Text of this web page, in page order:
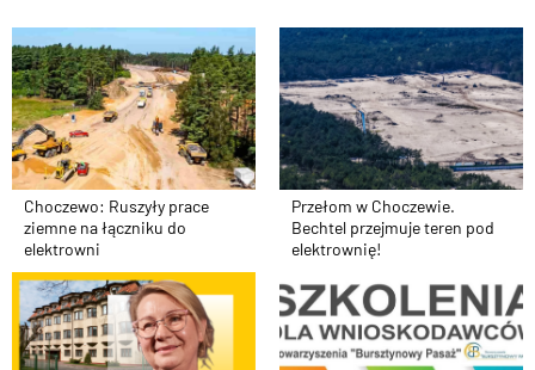
Choczewo: Ruszyły prace
ziemne na łączniku do
elektrowni
Przełom w Choczewie.
Bechtel przejmuje teren pod
elektrownię!